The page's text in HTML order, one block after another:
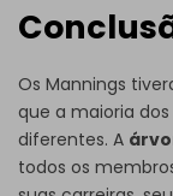
Os Mannings
que a maioria
diferentes. A
todos os